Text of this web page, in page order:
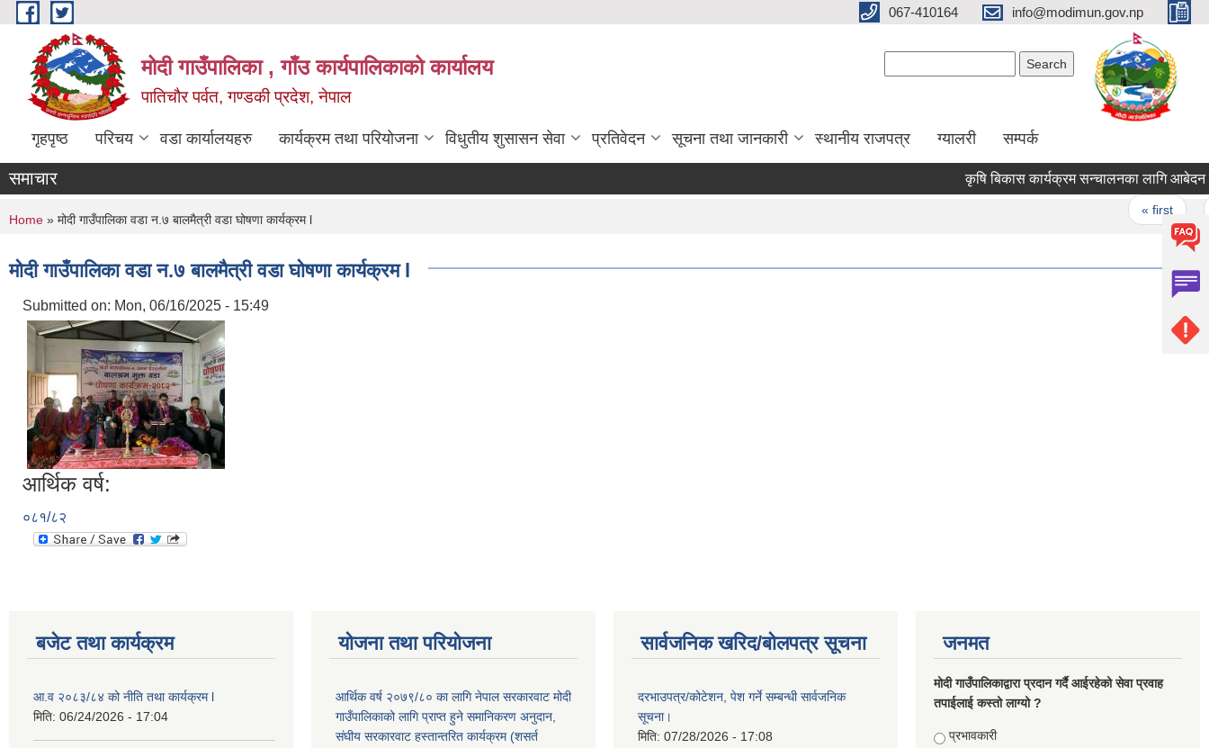
Skip to main content 067-410164 info@modimun.gov.np
मोदी गाउँपालिका , गाँउ कार्यपालिकाको कार्यालय
पातिचौर पर्वत, गण्डकी प्रदेश, नेपाल
गृहपृष्ठ परिचय वडा कार्यालयहरु कार्यक्रम तथा परियोजना विधुतीय शुसासन सेवा प्रतिवेदन सूचना तथा जानकारी स्थानीय राजपत्र ग्यालरी सम्पर्क
समाचार कृषि बिकास कार्यक्रम सन्चालनका लागि आबेदन पेश
« first
You are here
Home » मोदी गाउँपालिका वडा न.७ बालमैत्री वडा घोषणा कार्यक्रम l
मोदी गाउँपालिका वडा न.७ बालमैत्री वडा घोषणा कार्यक्रम l
Submitted on: Mon, 06/16/2025 - 15:49
आर्थिक वर्ष:
०८१/८२
बजेट तथा कार्यक्रम
आ.व २०८३/८४ को नीति तथा कार्यक्रम l
मिति: 06/24/2026 - 17:04
योजना तथा परियोजना
आर्थिक वर्ष २०७९/८० का लागि नेपाल सरकारवाट मोदी
गाउँपालिकाको लागि प्राप्त हुने समानिकरण अनुदान,
संघीय सरकारवाट हस्तान्तरित कार्यक्रम (शसर्त
सार्वजनिक खरिद/बोलपत्र सूचना
दरभाउपत्र/कोटेशन, पेश गर्ने सम्बन्धी सार्वजनिक
सूचना।
मिति: 07/28/2026 - 17:08
जनमत
मोदी गाउँपालिकाद्वारा प्रदान गर्दै आईरहेको सेवा प्रवाह
तपाईलाई कस्तो लाग्यो ?
Choices
प्रभावकारी